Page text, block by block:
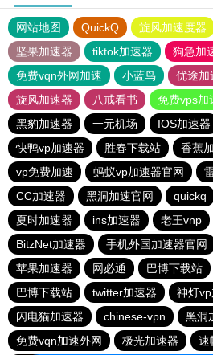
网站地图 QuickQ 旋风加速度器
坚果加速器
tiktok加速器
狗急加
免费vqn外网加速
小蓝鸟 优途加
旋风加速器
八戒看书
免费vps加
黑豹加速器
一元机场 IOS加速器
快鸭vp加速器
胜春下载站 香蕉
vp免费加速
蚂蚁vp加速器官网
CC加速器
黑洞加速官网 quickq
夏时加速器
ins加速器 老王vnp
BitzNet加速器
手机外国加速器官网
苹果加速器
网必通 巴博下载站
巴博下载站
twitter加速器
神灯
闪电猫加速器
chinese-vpn 黑洞
免费vqn加速外网
极光加速器 速